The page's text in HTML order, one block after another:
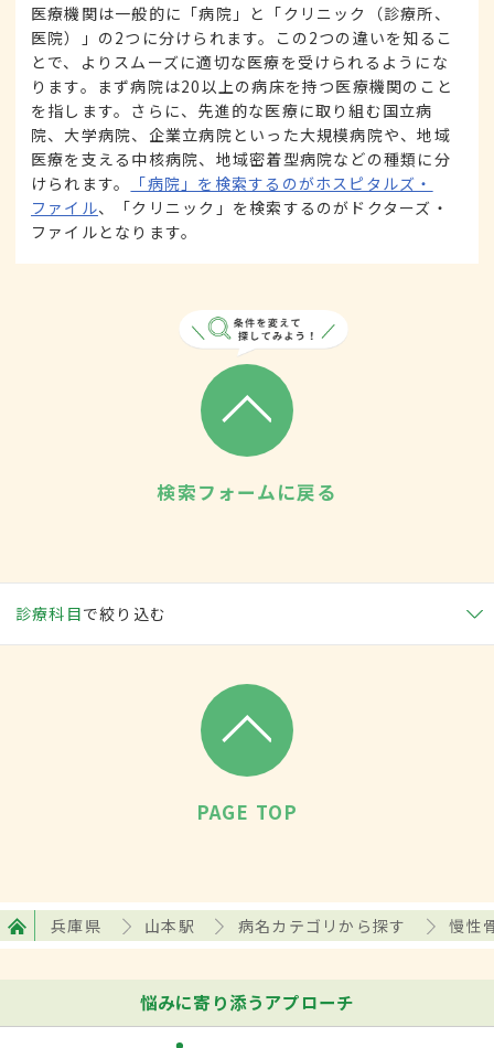
医療機関は一般的に「病院」と「クリニック（診療所、
医院）」の2つに分けられます。この2つの違いを知るこ
とで、よりスムーズに適切な医療を受けられるようにな
ります。まず病院は20以上の病床を持つ医療機関のこと
を指します。さらに、先進的な医療に取り組む国立病
院、大学病院、企業立病院といった大規模病院や、地域
医療を支える中核病院、地域密着型病院などの種類に分
けられます。
「病院」を検索するのがホスピタルズ・
ファイル、「クリニック」を検索するのがドクターズ・
ファイルとなります。
検索フォームに戻る
診療科目で絞り込む
PAGE TOP
兵庫県 山本駅 病名カテゴリから探す 慢性
悩みに寄り添うアプローチ